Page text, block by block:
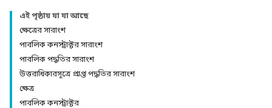
এই পৃষ্ঠায় যা যা আছে
ক্ষেত্রের সারাংশ
পাবলিক কনস্ট্রাক্টর সারাংশ
পাবলিক পদ্ধতির সারাংশ
উত্তরাধিকারসূত্রে প্রাপ্ত পদ্ধতির সারাংশ
ক্ষেত্র
পাবলিক কনস্ট্রাক্টর